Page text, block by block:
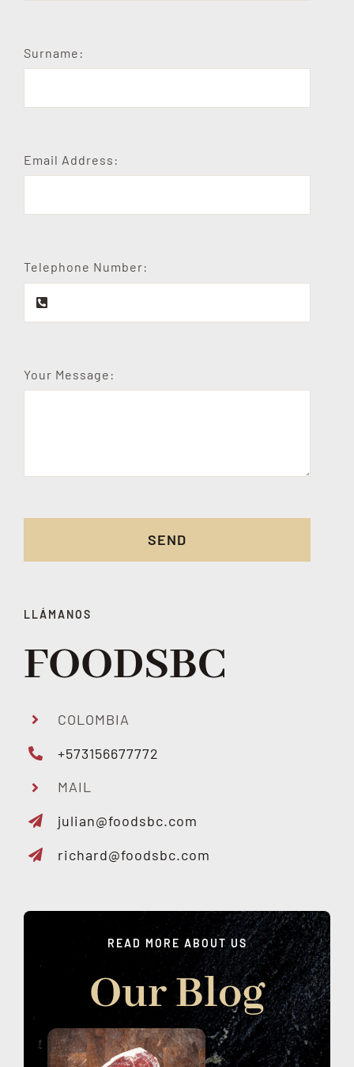
Surname:
Email Address:
Telephone Number:
Your Message:
SEND
LLÁMANOS
FOODSBC
COLOMBIA
+573156677772
MAIL
julian@foodsbc.com
richard@foodsbc.com
READ MORE ABOUT US
Our Blog